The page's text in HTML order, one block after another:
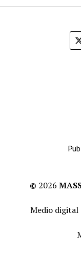
© 2026
Medio digital